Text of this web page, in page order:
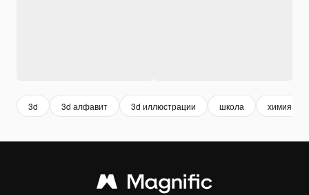
3d 3d алфавит 3d иллюстрации школа химия